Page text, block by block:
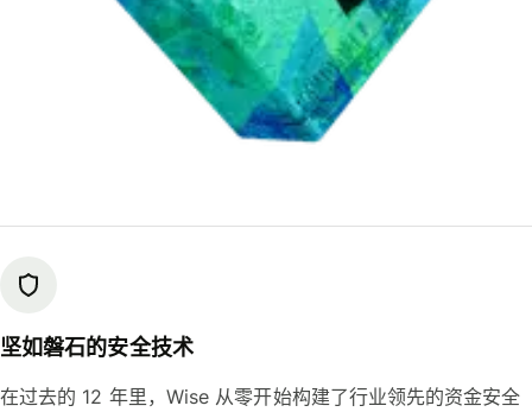
坚如磐石的安全技术
在过去的 12 年里，Wise 从零开始构建了行业领先的资金安全